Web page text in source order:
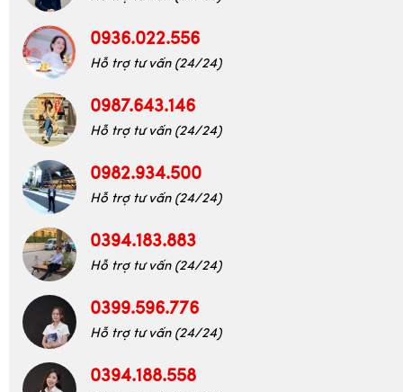
0936.022.556
Hỗ trợ tư vấn (24/24)
0987.643.146
Hỗ trợ tư vấn (24/24)
0982.934.500
Hỗ trợ tư vấn (24/24)
0394.183.883
Hỗ trợ tư vấn (24/24)
0399.596.776
Hỗ trợ tư vấn (24/24)
0394.188.558